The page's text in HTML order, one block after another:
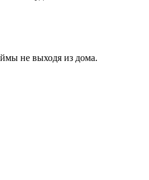
не выходя из дома.